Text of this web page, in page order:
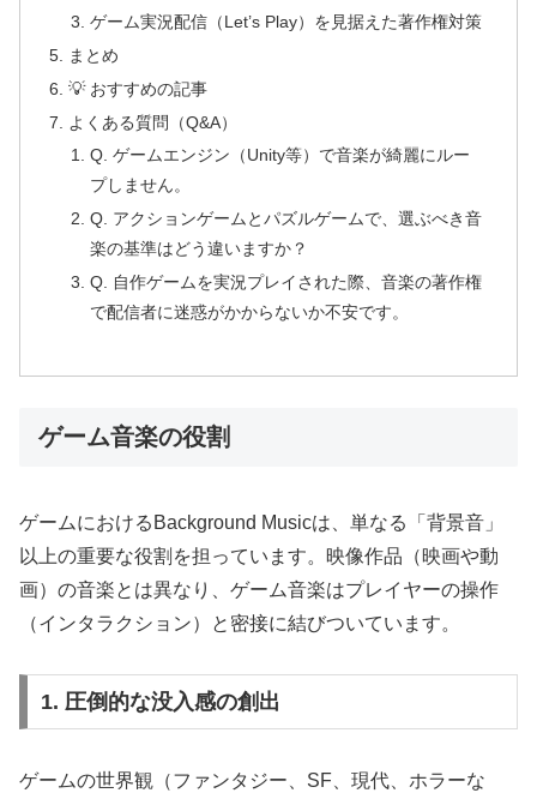
ゲーム実況配信（Let’s Play）を見据えた著作権対策
まとめ
💡 おすすめの記事
よくある質問（Q&A）
Q. ゲームエンジン（Unity等）で音楽が綺麗にルー
プしません。
Q. アクションゲームとパズルゲームで、選ぶべき音
楽の基準はどう違いますか？
Q. 自作ゲームを実況プレイされた際、音楽の著作権
で配信者に迷惑がかからないか不安です。
ゲーム音楽の役割
ゲームにおけるBackground Musicは、単なる「背景音」
以上の重要な役割を担っています。映像作品（映画や動
画）の音楽とは異なり、ゲーム音楽はプレイヤーの操作
（インタラクション）と密接に結びついています。
1. 圧倒的な没入感の創出
ゲームの世界観（ファンタジー、SF、現代、ホラーな